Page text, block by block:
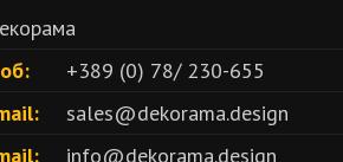
+389 (0) 78/ 230-655
sales@dekorama.design
info@dekorama.design